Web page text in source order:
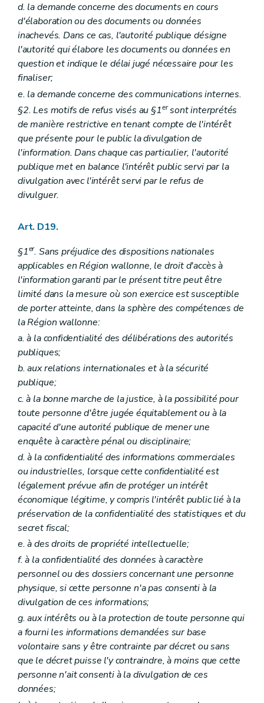
d. la demande concerne des documents en cours
d'élaboration ou des documents ou données
inachevés. Dans ce cas, l'autorité publique désigne
l'autorité qui élabore les documents ou données en
question et indique le délai jugé nécessaire pour les
finaliser;
e. la demande concerne des communications internes.
§2. Les motifs de refus visés au §1ersont interprétés
de manière restrictive en tenant compte de l'intérêt
que présente pour le public la divulgation de
l'information. Dans chaque cas particulier, l'autorité
publique met en balance l'intérêt public servi par la
divulgation avec l'intérêt servi par le refus de
divulguer.
Art. D19.
§1er. Sans préjudice des dispositions nationales
applicables en Région wallonne, le droit d'accès à
l'information garanti par le présent titre peut être
limité dans la mesure où son exercice est susceptible
de porter atteinte, dans la sphère des compétences de
la Région wallonne:
a. à la confidentialité des délibérations des autorités
publiques;
b. aux relations internationales et à la sécurité
publique;
c. à la bonne marche de la justice, à la possibilité pour
toute personne d'être jugée équitablement ou à la
capacité d'une autorité publique de mener une
enquête à caractère pénal ou disciplinaire;
d. à la confidentialité des informations commerciales
ou industrielles, lorsque cette confidentialité est
légalement prévue afin de protéger un intérêt
économique légitime, y compris l'intérêt public lié à la
préservation de la confidentialité des statistiques et du
secret fiscal;
e. à des droits de propriété intellectuelle;
f. à la confidentialité des données à caractère
personnel ou des dossiers concernant une personne
physique, si cette personne n'a pas consenti à la
divulgation de ces informations;
g. aux intérêts ou à la protection de toute personne qui
a fourni les informations demandées sur base
volontaire sans y être contrainte par décret ou sans
que le décret puisse l'y contraindre, à moins que cette
personne n'ait consenti à la divulgation de ces
données;